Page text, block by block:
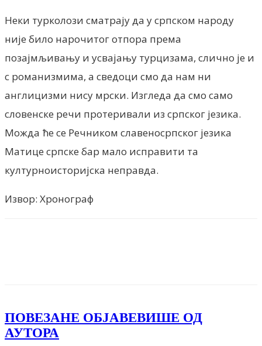
Неки турколози сматрају да у српском народу
није било нарочитог отпора према
позајмљивању и усвајању турцизама, слично је и
с романизмима, а сведоци смо да нам ни
англицизми нису мрски. Изгледа да смо само
словенске речи протеривали из српског језика.
Можда ће се Речником славеносрпског језика
Матице српске бар мало исправити та
културноисторијска неправда.
Извор: Хронограф
ПОВЕЗАНЕ ОБЈАВЕВИШЕ ОД
АУТОРА